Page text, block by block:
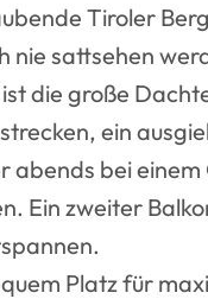
Tiroler
nie sattsehen
die große
ein
abends bei
Ein zweiter
Platz für